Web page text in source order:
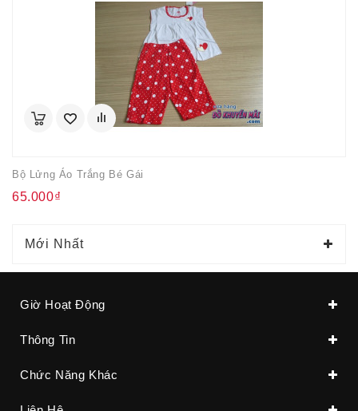
Bộ Lửng Áo Trắng Bé Gái
65.000₫
Mới Nhất
Giờ Hoạt Động
Thông Tin
Chức Năng Khác